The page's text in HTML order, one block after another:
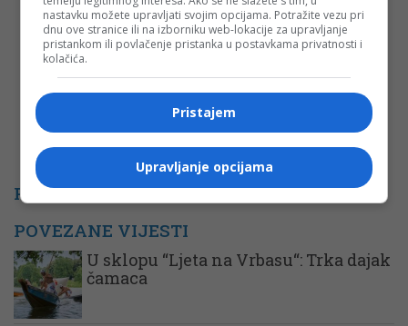
Komentar
PROMO
POVEZANE VIJESTI
U sklopu “Ljeta na Vrbasu“: Trka dajak
čamaca
nastavku možete upravljati svojim opcijama. Potražite vezu pri
dnu ove stranice ili na izborniku web-lokacije za upravljanje
pristankom ili povlačenje pristanka u postavkama privatnosti i
kolačića.
Pristajem
Upravljanje opcijama